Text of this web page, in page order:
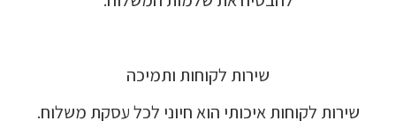
שירות לקוחות ותמיכה
שירות לקוחות איכותי הוא חיוני לכל עסקת משלוח.